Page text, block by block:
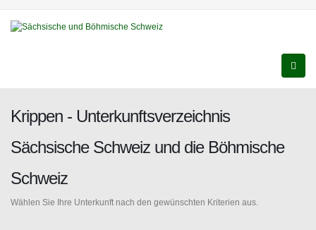
Krippen - Unterkunftsverzeichnis
Sächsische Schweiz und die Böhmische
Schweiz
Wählen Sie Ihre Unterkunft nach den gewünschten Kriterien aus.